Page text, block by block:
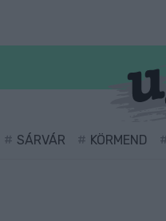
SÁRVÁR KÖRMEND